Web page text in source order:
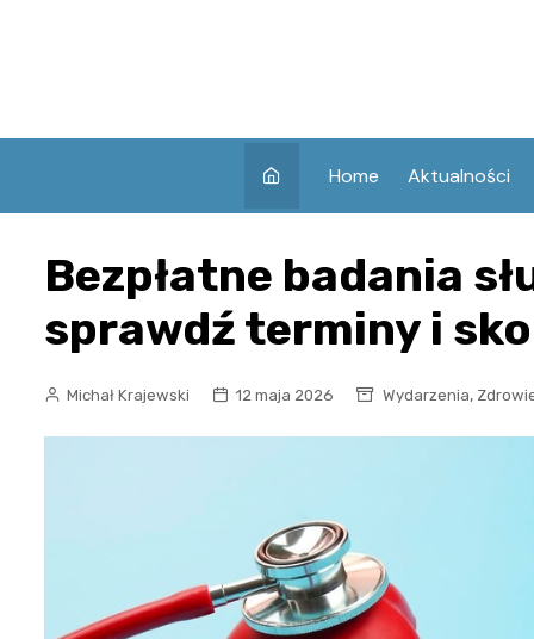
Home Aktualności
Bezpłatne badania
sprawdź terminy i
Michał Krajewski 12 maja 2026 Wydarzenia,